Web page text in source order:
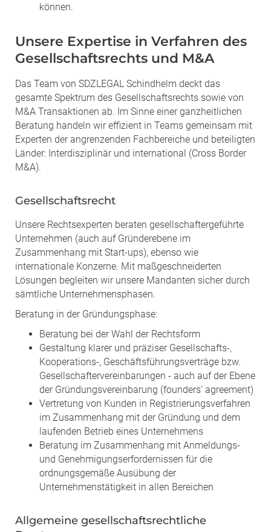
können.
Unsere Expertise in Verfahren des
Gesellschaftsrechts und M&A
Das Team von SDZLEGAL Schindhelm deckt das
gesamte Spektrum des Gesellschaftsrechts sowie von
M&A Transaktionen ab. Im Sinne einer ganzheitlichen
Beratung handeln wir effizient in Teams gemeinsam mit
Experten der angrenzenden Fachbereiche und beteiligten
Länder: Interdisziplinär und international (Cross Border
M&A).
Gesellschaftsrecht
Unsere Rechtsexperten beraten gesellschaftergeführte
Unternehmen (auch auf Gründerebene im
Zusammenhang mit Start-ups), ebenso wie
internationale Konzerne. Mit maßgeschneiderten
Lösungen begleiten wir unsere Mandanten sicher durch
sämtliche Unternehmensphasen.
Beratung in der Gründungsphase:
Beratung bei der Wahl der Rechtsform
Gestaltung klarer und präziser Gesellschafts-,
Kooperations-, Geschäftsführungsverträge bzw.
Gesellschaftervereinbarungen - auch auf der Ebene
der Gründungsvereinbarung (founders’ agreement)
Vertretung von Kunden in Registrierungsverfahren
im Zusammenhang mit der Gründung und dem
laufenden Betrieb eines Unternehmens
Beratung im Zusammenhang mit Anmeldungs-
und Genehmigungserfordernissen für die
ordnungsgemäße Ausübung der
Unternehmenstätigkeit in allen Bereichen
Allgemeine gesellschaftsrechtliche